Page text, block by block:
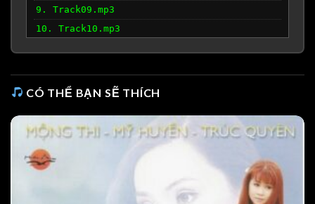
9. Track09.mp3
10. Track10.mp3
CÓ THỂ BẠN SẼ THÍCH